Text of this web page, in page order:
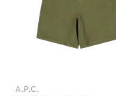
A.P.C.